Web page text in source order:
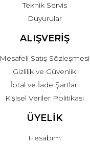
Teknik Servis
Duyurular
ALIŞVERİŞ
Mesafeli Satış Sözleşmesi
Gizlilik ve Güvenlik
İptal ve İade Şartları
Kişisel Veriler Politikası
ÜYELİK
Hesabım